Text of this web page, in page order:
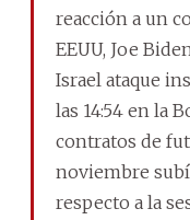
reacción a un
EEUU, Joe
Israel ataque
las 14:54 en la
contratos de
noviembre
respecto a la